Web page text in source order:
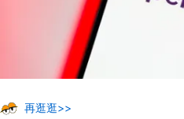
再逛逛>>